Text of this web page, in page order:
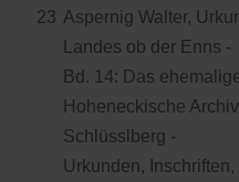
23 Aspernig Walter,
Landes ob der Enns -
Bd. 14: Das
Hoheneckische
Schlüsslberg -
Urkunden, Inschriften,